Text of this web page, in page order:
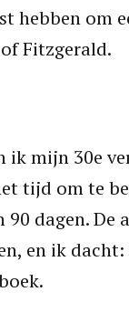
hebben om
Fitzgerald.
ik mijn 30e
tijd om te
dagen. De
en ik